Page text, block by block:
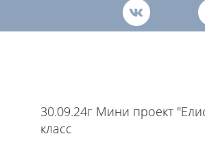
30.09.24г Мини проект
класс